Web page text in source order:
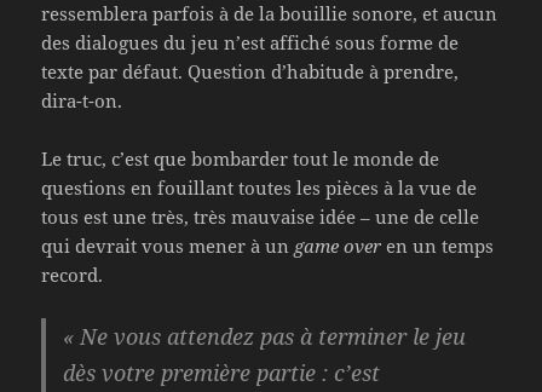
ressemblera parfois à de la bouillie sonore, et aucun
des dialogues du jeu n’est affiché sous forme de
texte par défaut. Question d’habitude à prendre,
dira-t-on.
Le truc, c’est que bombarder tout le monde de
questions en fouillant toutes les pièces à la vue de
tous est une très, très mauvaise idée – une de celle
qui devrait vous mener à un game over en un temps
record.
« Ne vous attendez pas à terminer le jeu
dès votre première partie : c’est